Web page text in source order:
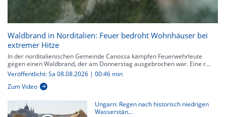
Waldbrand in Norditalien: Feuer bedroht Wohnhäuser bei
extremer Hitze
In der norditalienischen Gemeinde Canossa kämpfen Feuerwehrleute
gegen einen Waldbrand, der am Donnerstag ausgebrochen war. Eine r...
Veröffentlicht: Sa 08.08.2026 | 00:46 min
Zum Video
Ungarn: Regen nach historisch niedrigen
Wasserstän...